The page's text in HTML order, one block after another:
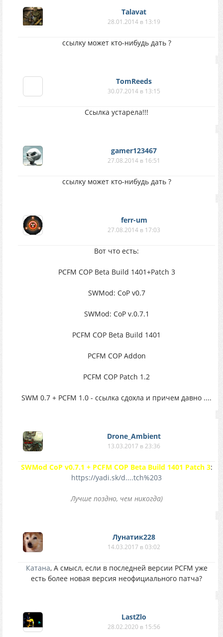
Talavat
28.01.2014 в 13:19
ссылку может кто-нибудь дать ?
TomReeds
30.07.2014 в 13:15
Ссылка устарела!!!
gamer123467
27.08.2014 в 16:51
ссылку может кто-нибудь дать ?
ferr-um
27.08.2014 в 17:03
Вот что есть:
PCFM COP Beta Build 1401+Patch 3
SWMod: CoP v0.7
SWMod: CoP v.0.7.1
PCFM COP Beta Build 1401
PCFM COP Addon
PCFM COP Patch 1.2
SWM 0.7 + PCFM 1.0 - ссылка сдохла и причем давно ....
Drone_Ambient
13.03.2017 в 23:36
SWMod CoP v0.7.1 + PCFM COP Beta Build 1401 Patch 3:
https://yadi.sk/d....tch%203
Лучше поздно, чем никогда)
Лунатик228
14.03.2017 в 03:02
Катана, А смысл, если в последней версии PCFM уже
есть более новая версия неофициального патча?
LastZlo
28.02.2020 в 15:56